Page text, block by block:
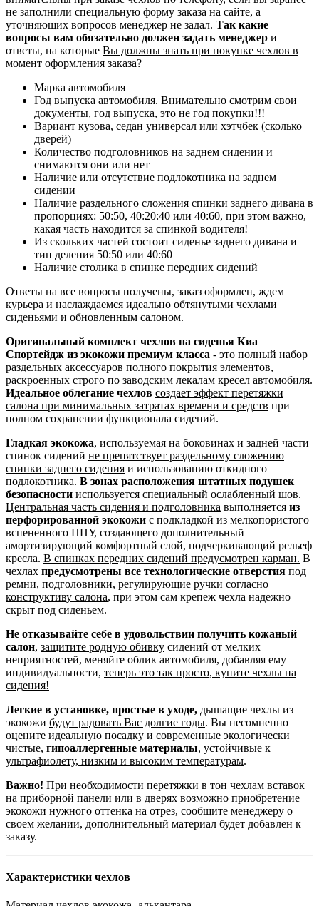
не заполнили специальную форму заказа на сайте, а
уточняющих вопросов менеджер не задал. Так какие
вопросы вам обязательно должен задать менеджер и
ответы, на которые Вы должны знать при покупке чехлов в
момент оформления заказа?
Марка автомобиля
Год выпуска автомобиля. Внимательно смотрим свои
документы, год выпуска, это не год покупки!!!
Вариант кузова, седан универсал или хэтчбек (сколько
дверей)
Количество подголовников на заднем сидении и
снимаются они или нет
Наличие или отсутствие подлокотника на заднем
сидении
Наличие раздельного сложения спинки заднего дивана в
пропорциях: 50:50, 40:20:40 или 40:60, при этом важно,
какая часть находится за спинкой водителя!
Из скольких частей состоит сиденье заднего дивана и
тип деления 50:50 или 40:60
Наличие столика в спинке передних сидений
Ответы на все вопросы получены, заказ оформлен, ждем
курьера и наслаждаемся идеально обтянутыми чехлами
сиденьями и обновленным салоном.
Оригинальный комплект чехлов на сиденья Киа
Спортейдж из экокожи премиум класса - это полный набор
раздельных аксессуаров полного покрытия элементов,
раскроенных строго по заводским лекалам кресел автомобиля.
Идеальное облегание чехлов создает эффект перетяжки
салона при минимальных затратах времени и средств при
полном сохранении функционала сидений.
Гладкая экокожа, используемая на боковинах и задней части
спинок сидений не препятствует раздельному сложению
спинки заднего сидения и использованию откидного
подлокотника. В зонах расположения штатных подушек
безопасности используется специальный ослабленный шов.
Центральная часть сидения и подголовника выполняется из
перфорированной экокожи с подкладкой из мелкопористого
вспененного ППУ, создающего дополнительный
амортизирующий комфортный слой, подчеркивающий рельеф
кресла. В спинках передних сидений предусмотрен карман. В
чехлах предусмотрены все технологические отверстия под
ремни, подголовники, регулирующие ручки согласно
конструктиву салона, при этом сам крепеж чехла надежно
скрыт под сиденьем.
Не отказывайте себе в удовольствии получить кожаный
салон, защитите родную обивку сидений от мелких
неприятностей, меняйте облик автомобиля, добавляя ему
индивидуальности, теперь это так просто, купите чехлы на
сидения!
Легкие в установке, простые в уходе, дышащие чехлы из
экокожи будут радовать Вас долгие годы. Вы несомненно
оцените идеальную посадку и современные экологически
чистые, гипоаллергенные материалы, устойчивые к
ультрафиолету, низким и высоким температурам.
Важно! При необходимости перетяжки в тон чехлам вставок
на приборной панели или в дверях возможно приобретение
экокожи нужного оттенка на отрез, сообщите менеджеру о
своем желании, дополнительный материал будет добавлен к
заказу.
Характеристики чехлов